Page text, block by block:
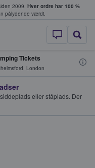
2009. Hver ordre har 100 %
pålydende værdi.
StubHub - Hvor
Tickets
, London
eller ståplads. Der